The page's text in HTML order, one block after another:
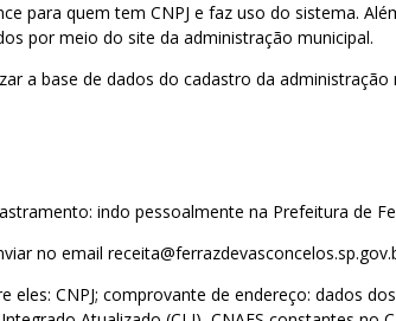
para quem tem CNPJ e faz uso do sistema.
por meio do site da administração municipal.
a base de dados do cadastro da administração
indo pessoalmente na Prefeitura de
no email
eles: CNPJ; comprovante de endereço: dados